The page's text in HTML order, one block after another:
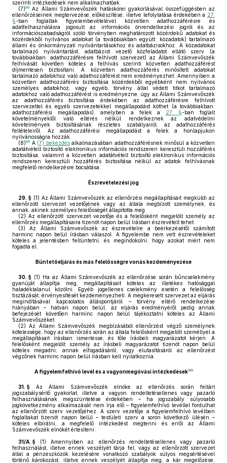
szerinti intézkedések nem alkalmazhatóak.
(7)88 Az Állami Számvevőszék hatáskörei gyakorlásával összefüggésben az
ellenőrzéseinek megtervezése, előkészítése, illetve lefolytatása érdekében a 27.
§-ban foglaltak figyelembevételével közvetlen adathozzáférésre és
adatfelhasználásra jogosult az információs önrendelkezési jogról és az
információszabadságról szóló törvényben meghatározott közérdekű adatokat és
közérdekből nyilvános adatokat (a továbbiakban együtt: közadatok) tartalmazó
állami és önkormányzati nyilvántartásokhoz és adatbázisokhoz. A közadatokat
tartalmazó nyilvántartást, adatbázist vezető közfeladatot ellátó szerv (a
továbbiakban: adathozzáférésre felhívott szervezet) az Állami Számvevőszék
felhívását követően köteles a felhívás szerinti közvetlen adathozzáférést
díjmentesen biztosítani. A közvetlen adathozzáférés minősített adatokat
tartalmazó adatokhoz való adathozzáférést nem eredményezhet. Amennyiben a
közvetlen adathozzáférés biztosítása közérdekből egyébként nem nyilvános
személyes adatokhoz, vagy egyéb, törvény által védett titkot tartalmazó
adatokhoz való adathozzáférést is eredményezne, úgy az Állami Számvevőszék
az adathozzáférés biztosítása érdekében az adathozzáférésre felhívott
szervezettel és egyéb szervezetekkel megállapodást köthet (a továbbiakban:
adathozzáférési megállapodás), amelyben a felek a
27. §-ban foglalt
követelményektől való eltérés nélkül rendelkeznek az adatvédelmi
követelmények biztosításának részletes szabályairól, az adathozzáférés
feltételeiről. Az adathozzáférési megállapodást a felek a honlapjukon
nyilvánosságra hozzák.
(8)89 A (7) bekezdésalkalmazásában adathozzáférésnek minősül a közvetlen
adatátvételt biztosító elektronikus információs rendszeren keresztüli hozzáférés
biztosítása, valamint a közvetlen adatátvételt biztosító elektronikus információs
rendszeren keresztüli hozzáférés biztosítása nélkül az adatok felhívásnak
megfelelő rendelkezésre bocsátása.
Észrevételezési jog
29. § (1) Az Állami Számvevőszék az ellenőrzési megállapításait megküldi az
ellenőrzött szervezet vezetőjének vagy az általa megbízott személynek, és
annak, akinek személyes felelősségét állapította meg.
(2) Az ellenőrzött szervezet vezetője és a felelősként megjelölt személy az
ellenőrzés megállapításaira tizenöt napon belül írásban észrevételt tehet.
(3) Az Állami Számvevőszék az észrevételre a beérkezésétől számított
harminc napon belül írásban válaszol. A figyelembe nem vett észrevételeket
köteles a jelentésben feltüntetni, és megindokolni, hogy azokat miért nem
fogadta el.
Büntetőeljárás és más felelősségre vonás kezdeményezése
30. § (1) Ha az Állami Számvevőszék az ellenőrzése során bűncselekmény
gyanúját állapítja meg, megállapításait köteles az illetékes hatósággal
haladéktalanul közölni. Egyéb jogellenes cselekmény esetén a felelősség
tisztázását, érvényesítését kezdeményezheti. A megkeresett szervezet az eljárás
megindításával kapcsolatos álláspontjáról – törvény eltérő rendelkezése
hiányában – hatvan napon belül, az eljárás eredményéről pedig annak
befejezését követően harminc napon belül tájékoztatni köteles az Állami
Számvevőszéket.
(2) Az Állami Számvevőszék megbízásából ellenőrzést végző személynek
kötelessége, hogy az ellenőrzés során az általa felelősként megjelölt személlyel a
megállapításait írásban ismertesse, és tőle írásbeli magyarázatot kérjen. A
felelősként megjelölt személy az írásbeli magyarázatot tizenöt napon belül
köteles megadni; annak elfogadásáról, vagy elutasításáról az ellenőrzést
végzőnek harminc napon belül írásban kell nyilatkoznia.
A figyelemfelhívó levél és a vagyonmegóvási intézkedések90
31. § Az Állami Számvevőszék elnöke az ellenőrzés során feltárt
jogszabálysértő gyakorlat, illetve a vagyon rendeltetésellenes vagy pazarló
felhasználásának megszüntetése érdekében – ha jogszabály súlyosabb
jogkövetkezmény alkalmazását nem írja elő – figyelemfelhívó levéllel fordulhat
az ellenőrzött szerv vezetőjéhez. A szerv vezetője a figyelemfelhívó levélben
foglaltakat tizenöt napon belül – testületi szerv a soron következő ülésén –
köteles elbírálni, a megfelelő intézkedést megtenni és erről az Állami
Számvevőszék elnökét értesíteni.
31/A. § (1) Amennyiben az ellenőrzés rendeltetésellenes vagy pazarló
felhasználást, illetve ennek veszélyét tárja fel, vagy az ellenőrzött szervezet
által a pénzeszközök kezelésére vonatkozó szabályok súlyos megsértésével
történő károkozást, illetve ennek veszélyét állapítja meg, a kár megelőzése,